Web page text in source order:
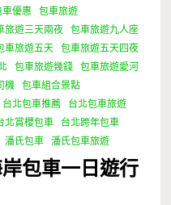
車優惠
包車旅遊
旅遊三天兩夜
包車旅遊九人座
車旅遊五天
包車旅遊五天四夜
包車旅遊幾錢
包車旅遊愛河
機
包車組合景點
台北包車推薦
台北包車旅遊
北賞櫻包車
台北跨年包車
潘氏包車 潘氏包車旅遊
包車一日遊行